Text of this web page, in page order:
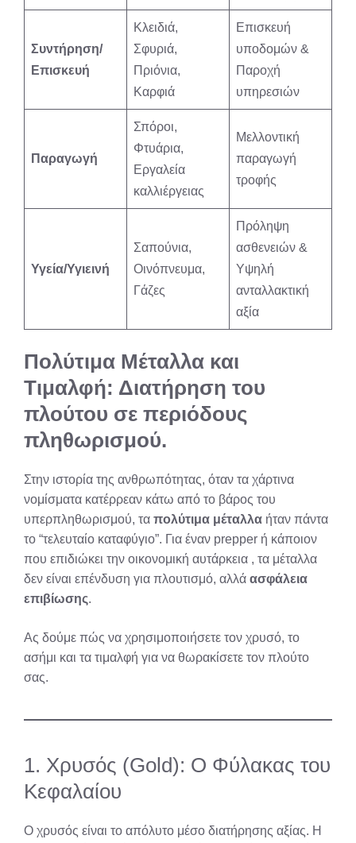
Συντήρηση/
Επισκευή
Κλειδιά,
Σφυριά,
Πριόνια,
Καρφιά
Επισκευή
υποδομών &
Παροχή
υπηρεσιών
Παραγωγή
Σπόροι,
Φτυάρια,
Εργαλεία
καλλιέργειας
Μελλοντική
παραγωγή
τροφής
Υγεία/Υγιεινή
Σαπούνια,
Οινόπνευμα,
Γάζες
Πρόληψη
ασθενειών &
Υψηλή
ανταλλακτική
αξία
Πολύτιμα Μέταλλα και
Τιμαλφή: Διατήρηση του
πλούτου σε περιόδους
πληθωρισμού.
Στην ιστορία της ανθρωπότητας, όταν τα χάρτινα
νομίσματα κατέρρεαν κάτω από το βάρος του
υπερπληθωρισμού, τα πολύτιμα μέταλλα ήταν πάντα
το “τελευταίο καταφύγιο”. Για έναν prepper ή κάποιον
που επιδιώκει την οικονομική αυτάρκεια , τα μέταλλα
δεν είναι επένδυση για πλουτισμό, αλλά ασφάλεια
επιβίωσης.
Ας δούμε πώς να χρησιμοποιήσετε τον χρυσό, το
ασήμι και τα τιμαλφή για να θωρακίσετε τον πλούτο
σας.
1. Χρυσός (Gold): Ο Φύλακας του
Κεφαλαίου
Ο χρυσός είναι το απόλυτο μέσο διατήρησης αξίας. Η